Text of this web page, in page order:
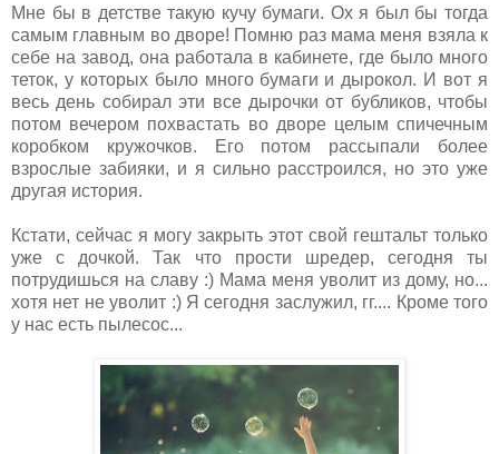
Мне бы в детстве такую кучу бумаги. Ох я был бы тогда
самым главным во дворе! Помню раз мама меня взяла к
себе на завод, она работала в кабинете, где было много
теток, у которых было много бумаги и дырокол. И вот я
весь день собирал эти все дырочки от бубликов, чтобы
потом вечером похвастать во дворе целым спичечным
коробком кружочков. Его потом рассыпали более
взрослые забияки, и я сильно расстроился, но это уже
другая история.
Кстати, сейчас я могу закрыть этот свой гештальт только
уже с дочкой. Так что прости шредер, сегодня ты
потрудишься на славу :) Мама меня уволит из дому, но...
хотя нет не уволит :) Я сегодня заслужил, гг.... Кроме того
у нас есть пылесос...